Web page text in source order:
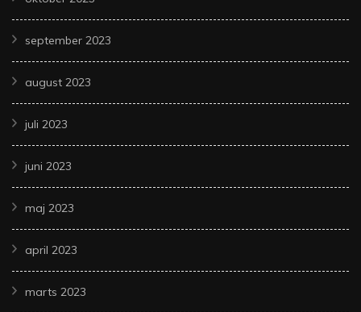
september 2023
august 2023
juli 2023
juni 2023
maj 2023
april 2023
marts 2023